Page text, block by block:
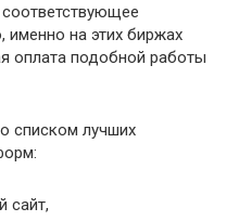
именно на этих биржах
оплата подобной работы
списком лучших
сайт,